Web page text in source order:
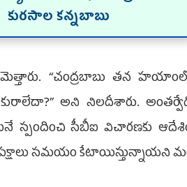
కురసాల కన్నబాబు
‘‘చంద్రబాబు తన
అని నిలదీశారు.
స్పందించి సీబీఐ విచారణకు
సమయం కేటాయిస్తున్నాయని